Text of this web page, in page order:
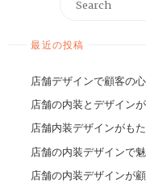
最近の投稿
店舗デザインで顧客の
店舗の内装とデザイン
店舗内装デザインがも
店舗の内装デザインで
店舗の内装デザインが